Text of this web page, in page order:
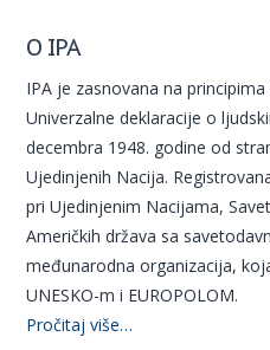
O IPA
IPA je zasnovana na
Univerzalne deklaracije o
decembra 1948. godine od
Ujedinjenih Nacija.
pri Ujedinjenim Nacijama,
Američkih država sa
međunarodna organizacija,
UNESKO-m i EUROPOLOM.
Pročitaj više…